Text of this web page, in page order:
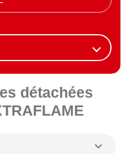
détachées
expand_more